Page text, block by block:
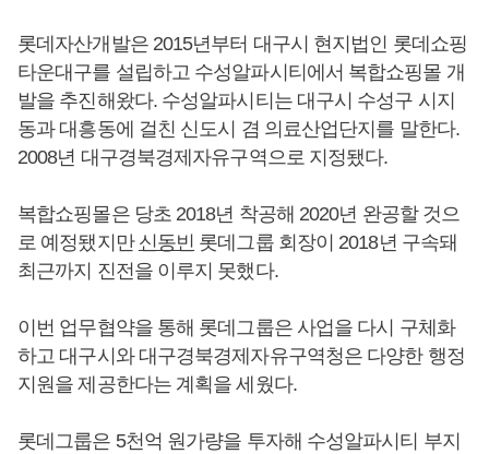
롯데자산개발은 2015년부터 대구시 현지법인 롯데쇼핑
타운대구를 설립하고 수성알파시티에서 복합쇼핑몰 개
발을 추진해왔다. 수성알파시티는 대구시 수성구 시지
동과 대흥동에 걸친 신도시 겸 의료산업단지를 말한다.
2008년 대구경북경제자유구역으로 지정됐다.
복합쇼핑몰은 당초 2018년 착공해 2020년 완공할 것으
로 예정됐지만 신동빈 롯데그룹 회장이 2018년 구속돼
최근까지 진전을 이루지 못했다.
이번 업무협약을 통해 롯데그룹은 사업을 다시 구체화
하고 대구시와 대구경북경제자유구역청은 다양한 행정
지원을 제공한다는 계획을 세웠다.
롯데그룹은 5천억 원가량을 투자해 수성알파시티 부지